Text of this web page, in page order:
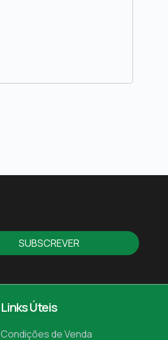
SUBSCREVER
Links Úteis
Condições de Venda